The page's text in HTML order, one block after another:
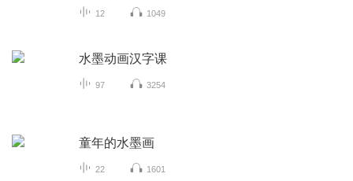
12 1049
水墨动画汉字课
97 3254
童年的水墨画
22 1601